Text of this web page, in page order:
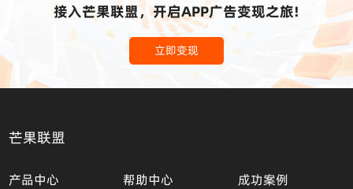
接入芒果联盟，开启APP广告变现之旅!
立即变现
芒果联盟
产品中心 帮助中心 成功案例